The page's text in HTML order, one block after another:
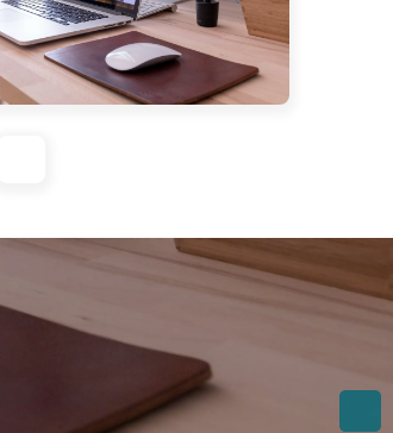
热天气中注意休息和调
都离不开空调的魔幻现